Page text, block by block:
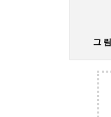
그 림